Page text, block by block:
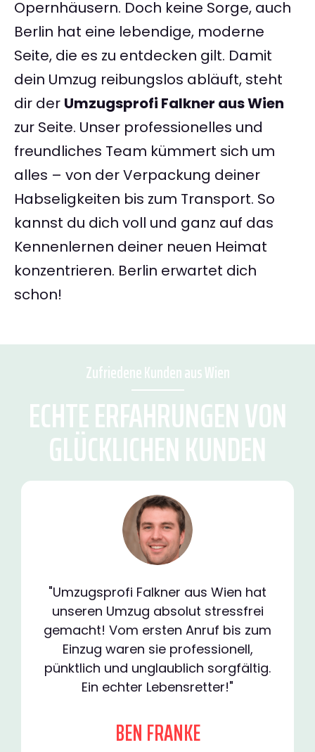
Opernhäusern. Doch keine Sorge, auch
Berlin hat eine lebendige, moderne
Seite, die es zu entdecken gilt. Damit
dein Umzug reibungslos abläuft, steht
dir der Umzugsprofi Falkner aus Wien
zur Seite. Unser professionelles und
freundliches Team kümmert sich um
alles – von der Verpackung deiner
Habseligkeiten bis zum Transport. So
kannst du dich voll und ganz auf das
Kennenlernen deiner neuen Heimat
konzentrieren. Berlin erwartet dich
schon!
Zufriedene Kunden aus Wien
ECHTE ERFAHRUNGEN VON
GLÜCKLICHEN KUNDEN
"Umzugsprofi Falkner aus Wien hat
unseren Umzug absolut stressfrei
gemacht! Vom ersten Anruf bis zum
Einzug waren sie professionell,
pünktlich und unglaublich sorgfältig.
Ein echter Lebensretter!"
BEN FRANKE